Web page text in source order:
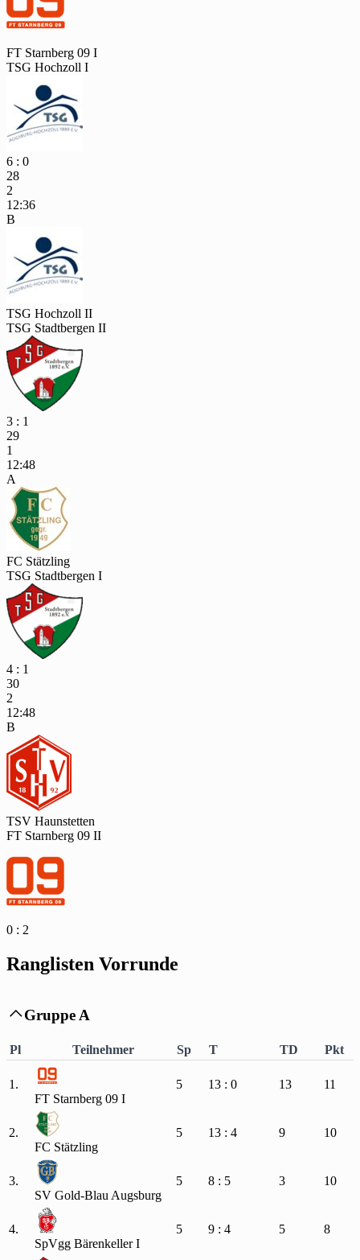
FT Starnberg 09 I
TSG Hochzoll I
6 : 0
28
2
12:36
B
TSG Hochzoll II
TSG Stadtbergen II
3 : 1
29
1
12:48
A
FC Stätzling
TSG Stadtbergen I
4 : 1
30
2
12:48
B
TSV Haunstetten
FT Starnberg 09 II
0 : 2
Ranglisten Vorrunde
 Gruppe A
Pl Teilnehmer Sp T TD Pkt
1.
FT Starnberg 09 I
5 13 : 0 13 11
2.
FC Stätzling
5 13 : 4 9 10
3.
SV Gold-Blau Augsburg
5 8 : 5 3 10
4.
SpVgg Bärenkeller I
5 9 : 4 5 8